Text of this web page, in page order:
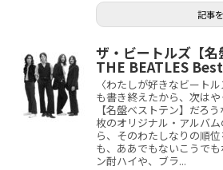
記事
ザ・ビートルズ【名
THE BEATLES
〈わたしが好きなビート
も書き終えたから、次は
【名盤ベストテン】だろ
枚のオリジナル・アルバ
ら、そのわたしなりの順
も、ああでもないこうで
ン酎ハイや、ブラ...